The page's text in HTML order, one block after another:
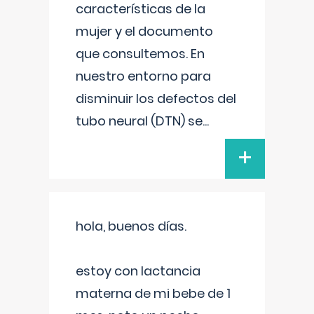
características de la
mujer y el documento
que consultemos. En
nuestro entorno para
disminuir los defectos del
tubo neural (DTN) se...
+
hola, buenos días.
estoy con lactancia
materna de mi bebe de 1